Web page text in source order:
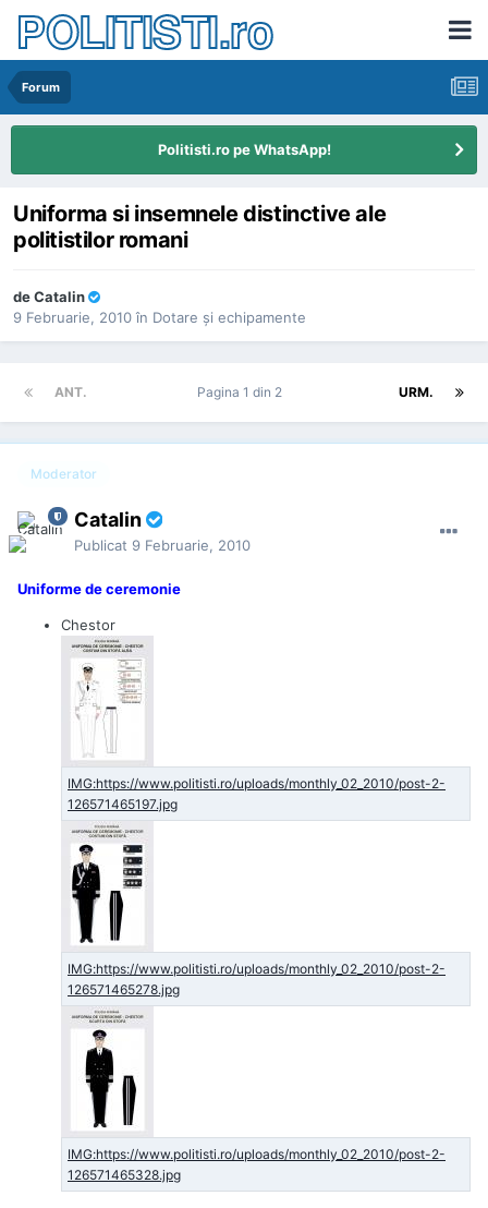
POLITISTI.ro
Forum
Politisti.ro pe WhatsApp!
Uniforma si insemnele distinctive ale
politistilor romani
deCatalin
9 Februarie, 2010 în Dotare şi echipamente
ANT. URM.
Pagina 1 din 2
Moderator
Catalin
Publicat 9 Februarie, 2010
Uniforme de ceremonie
Chestor